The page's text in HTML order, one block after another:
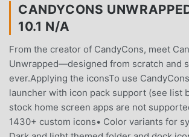
CANDYCONS
10.1 N/A
From the creator of CandyCons, meet
Unwrapped—designed from scratch and
ever.Applying the iconsTo use
launcher with icon pack support (see list
stock home screen apps are not
1430+ custom icons• Color variants for